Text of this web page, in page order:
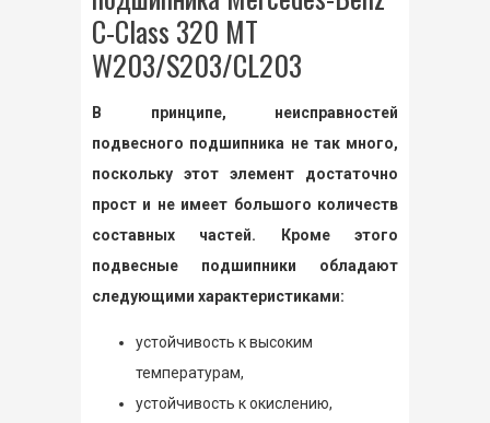
C-Class 320 MT
W203/S203/CL203
В принципе, неисправностей
подвесного подшипника не так много,
поскольку этот элемент достаточно
прост и не имеет большого количеств
составных частей. Кроме этого
подвесные подшипники обладают
следующими характеристиками:
устойчивость к высоким
температурам,
устойчивость к окислению,